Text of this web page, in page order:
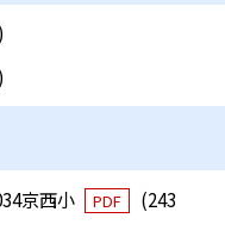
京西小 PDF
(243